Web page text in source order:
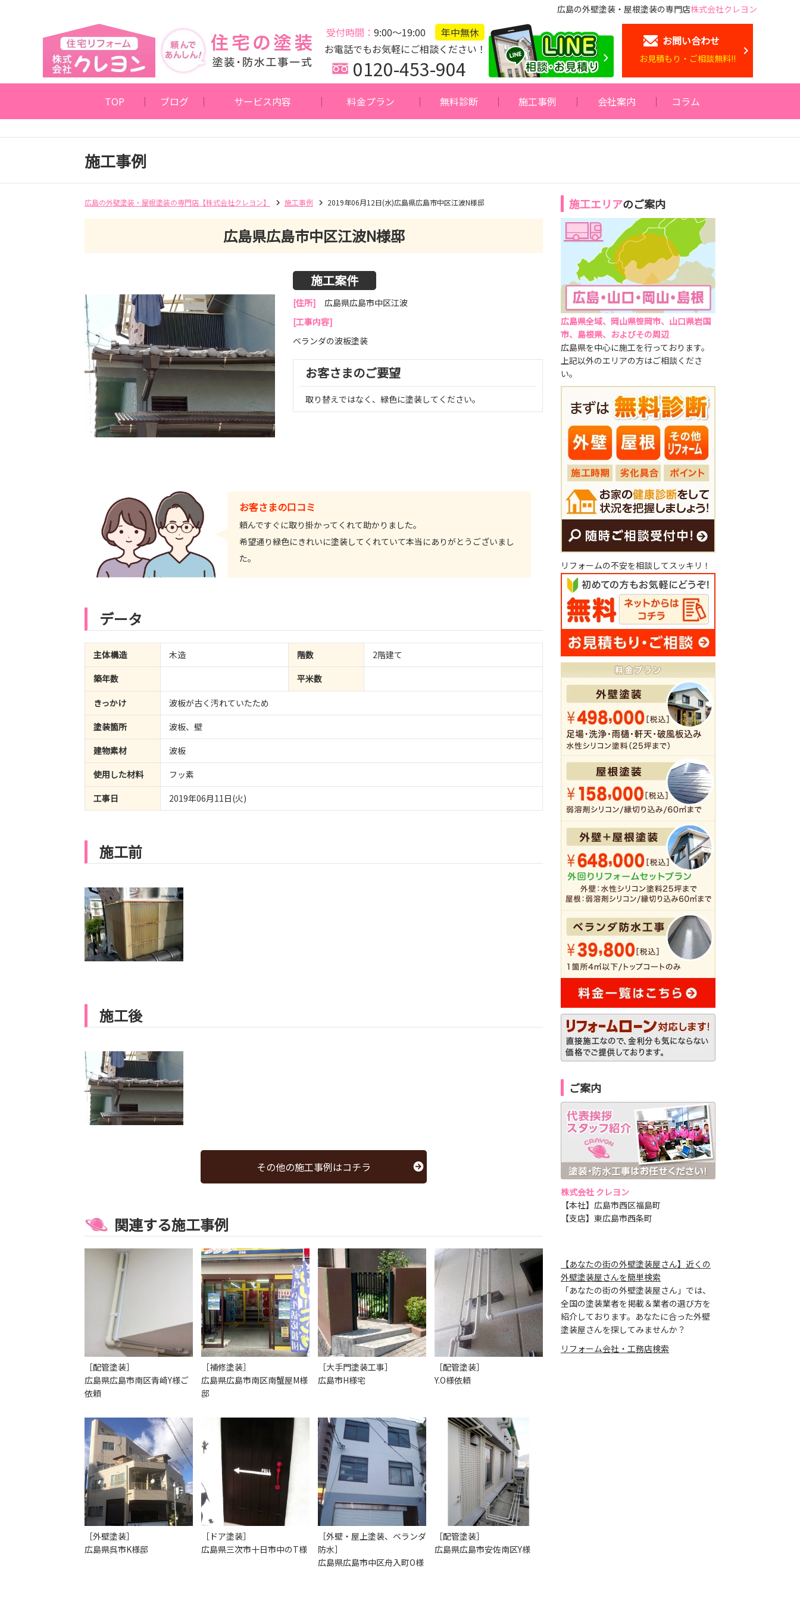
広島の外壁塗装・屋根塗装の専門店株式会社クレヨン
受付時間： 9:00～19:00
年中無休
お電話でもお気軽にご相談ください！
0120-453-904
お問い合わせ
お見積もり・ご相談無料!!
TOP ブログ サービス内容 料金プラン 無料診断 施工事例 会社案内 コラム
施工事例
広島の外壁塗装・屋根塗装の専門店【株式会社クレヨン】 施工事例 2019年06月12日(水)広島県広島市中区江波N様邸
広島県広島市中区江波N様邸
施工案件
[住所]
広島県広島市中区江波
[工事内容]
ベランダの波板塗装
お客さまのご要望
取り替えではなく、緑色に塗装してください。
お客さまの口コミ
頼んですぐに取り掛かってくれて助かりました。
希望通り緑色にきれいに塗装してくれていて本当にありがとうございまし
た。
データ
主体構造 木造 階数
2階建て
築年数
平米数
きっかけ
波板が古く汚れていたため
塗装箇所
波板、壁
建物素材
波板
使用した材料
フッ素
工事日
2019年06月11日(火)
施工前
施工後
その他の施工事例はコチラ
関連する施工事例
［配管塗装］
広島県広島市南区青崎Y様ご
依頼
［補修塗装］
広島県広島市南区南蟹屋M様
邸
［大手門塗装工事］
広島市H様宅
［配管塗装］
Y.O様依頼
［外壁塗装］
広島県呉市K様邸
［ドア塗装］
広島県三次市十日市中のT様
［外壁・屋上塗装、ベランダ
防水］
広島県広島市中区舟入町O様
［配管塗装］
広島県広島市安佐南区Y様
施工エリアのご案内
広島県全域、岡山県笹岡市、山口県岩国
市、島根県、およびその周辺
広島県を中心に施工を行っております。
上記以外のエリアの方はご相談くださ
い。
リフォームの不安を相談してスッキリ！
ご案内
株式会社 クレヨン
【本社】広島市西区福島町
【支店】東広島市西条町
【あなたの街の外壁塗装屋さん】近くの
外壁塗装屋さんを簡単検索
「あなたの街の外壁塗装屋さん」では、
全国の塗装業者を掲載＆業者の選び方を
紹介しております。あなたに合った外壁
塗装屋さんを探してみませんか？
リフォーム会社・工務店検索